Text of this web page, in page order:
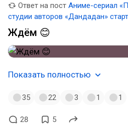
Ответ на пост Аниме-сериал
студии авторов «Дандадан»
арты
Ждём 😊
Показать полностью
35 22 3 1 1
28 5